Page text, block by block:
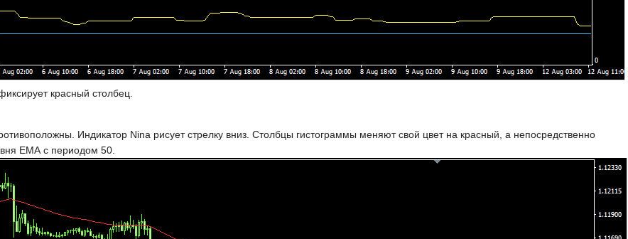
красный столбец.
Индикатор Nina рисует стрелку вниз. Столбцы гистограммы меняют свой цвет на красный, а непосредственно
ЕМА с периодом 50.